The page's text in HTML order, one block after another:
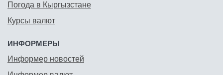
Погода в Кыргызстане
Курсы валют
ИНФОРМЕРЫ
Информер новостей